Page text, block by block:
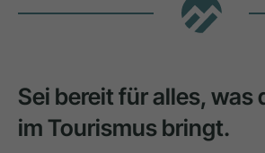
Sei bereit für alles, was
im Tourismus bringt.